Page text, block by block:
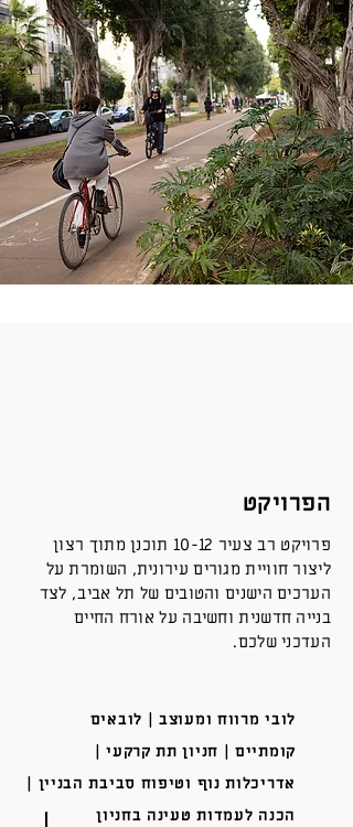
הפרויקט
פרויקט רב צעיר 10-12 תוכנן מתוך רצון
ליצור חוויית מגורים עירונית, השומרת על
הערכים הישנים והטובים של תל אביב, לצד
בנייה חדשנית וחשיבה על אורח החיים
העדכני שלכם.
לובי מרווח ומעוצב | לובאים
קומתיים | חניון תת קרקעי |
אדריכלות נוף וטיפוח סביבת הבניין |
הכנה לעמדות טעינה בחניון